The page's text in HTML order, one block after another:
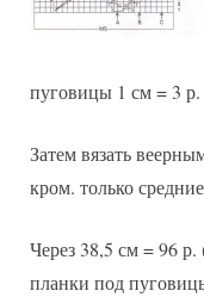
пуговицы 1 см = 3 р.
Затем вязать
кром. только
Через 38,5 см = 96
планки под